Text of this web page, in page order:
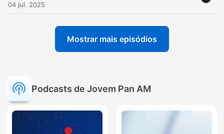
04 jul. 2025
Mostrar mais episódios
Podcasts de Jovem Pan AM